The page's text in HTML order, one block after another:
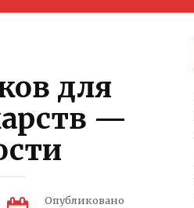
для
—
Опубликовано